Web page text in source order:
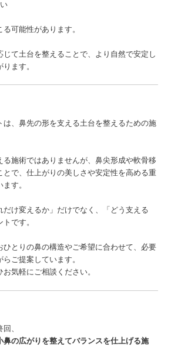
可能性があります。
じて土台を整えることで、より自然で安定し
ます。
は、鼻先の形を支える土台を整えるための施
る施術ではありませんが、鼻尖形成や軟骨移
とで、仕上がりの美しさや安定性を高める重
す。
け変えるか」だけでなく、「どう支える
です。
ひとりの鼻の構造やご希望に合わせて、必要
ご提案しています。
気軽にご相談ください。
、
鼻の広がりを整えてバランスを仕上げる施